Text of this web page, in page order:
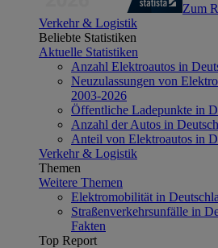
Zum
Verkehr & Logistik
Beliebte Statistiken
Aktuelle Statistiken
Anzahl Elektroautos in
Neuzulassungen von
2003-2026
Öffentliche Ladepunkte in
Anzahl der Autos in
Anteil von Elektroautos in
Verkehr & Logistik
Themen
Weitere Themen
Elektromobilität in
Straßenverkehrsunfälle in
Fakten
Top Report